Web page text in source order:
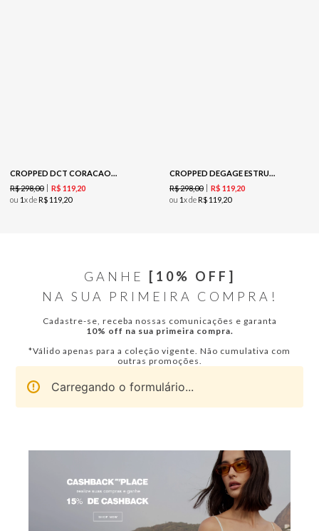
CROPPED DCT CORACAO - LAZULI
R$298,00 R$ 119 20
ou 1x deR$ 119 20
CROPPED DEGAGE ESTRUTURADA -PURPLE
R$298,00 R$ 119 20
ou 1x deR$ 119 20
GANHE
[10% OFF]
NA SUA PRIMEIRA COMPRA!
Cadastre-se, receba nossas comunicações e garanta
10% off na sua primeira compra.
*Válido apenas para a coleção vigente. Não cumulativa com
outras promoções.
Carregando o formulário...